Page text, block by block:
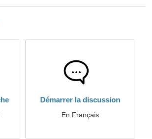
Démarrer la discussion
En Français